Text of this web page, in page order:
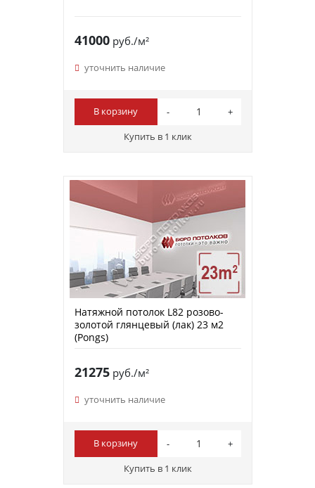
41000руб./м²
уточнить наличие
В корзину
Купить в 1 клик
Натяжной потолок L82 розово-
золотой глянцевый (лак) 23 м2
(Pongs)
21275руб./м²
уточнить наличие
В корзину
Купить в 1 клик